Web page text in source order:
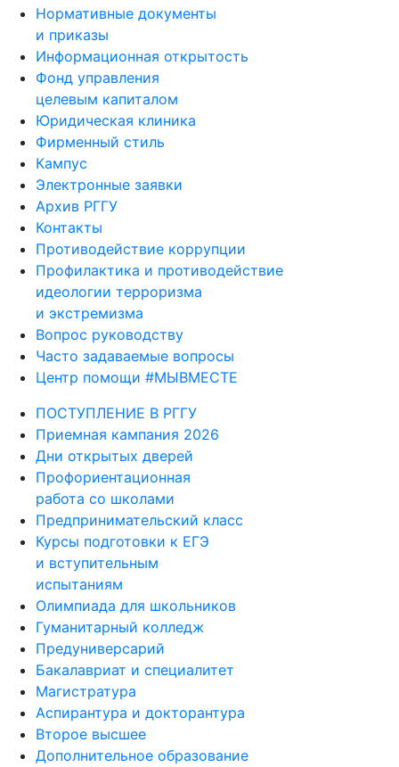
Нормативные документы
и приказы
Информационная открытость
Фонд управления
целевым капиталом
Юридическая клиника
Фирменный стиль
Кампус
Электронные заявки
Архив РГГУ
Контакты
Противодействие коррупции
Профилактика и противодействие
идеологии терроризма
и экстремизма
Вопрос руководству
Часто задаваемые вопросы
Центр помощи #МЫВМЕСТЕ
ПОСТУПЛЕНИЕ В РГГУ
Приемная кампания 2026
Дни открытых дверей
Профориентационная
работа со школами
Предпринимательский класс
Курсы подготовки к ЕГЭ
и вступительным
испытаниям
Олимпиада для школьников
Гуманитарный колледж
Предуниверсарий
Бакалавриат и специалитет
Магистратура
Аспирантура и докторантура
Второе высшее
Дополнительное образование